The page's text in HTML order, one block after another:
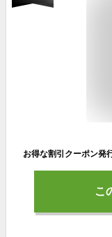
こ